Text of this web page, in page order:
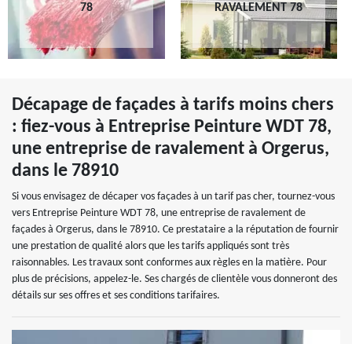
78
RAVALEMENT 78
Décapage de façades à tarifs moins chers
: fiez-vous à Entreprise Peinture WDT 78,
une entreprise de ravalement à Orgerus,
dans le 78910
Si vous envisagez de décaper vos façades à un tarif pas cher, tournez-vous
vers Entreprise Peinture WDT 78, une entreprise de ravalement de
façades à Orgerus, dans le 78910. Ce prestataire a la réputation de fournir
une prestation de qualité alors que les tarifs appliqués sont très
raisonnables. Les travaux sont conformes aux règles en la matière. Pour
plus de précisions, appelez-le. Ses chargés de clientèle vous donneront des
détails sur ses offres et ses conditions tarifaires.